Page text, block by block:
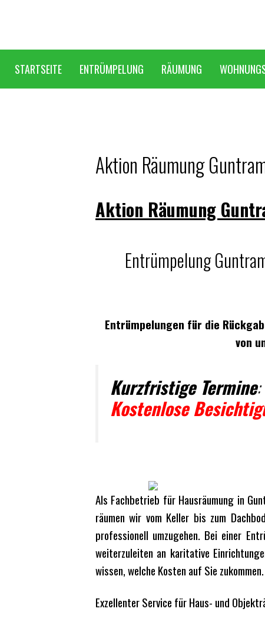
STARTSEITE ENTRÜMPELUNG RÄUMUNG
Aktion Räumung
Aktion Räumung
Entrümpelung
Entrümpelungen für die
von
Kurzfristige Termine:
Kostenlose
Als Fachbetrieb für Hausräumung in
räumen wir vom Keller bis zum
professionell umzugehen. Bei einer
weiterzuleiten an karitative
wissen, welche Kosten auf Sie zukommen.
Exzellenter Service für Haus- und